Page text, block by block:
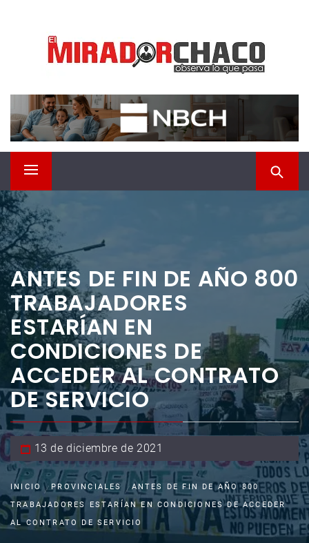
contenido
EL MIRADOR CHACO
Observá lo que pasa
Menú
principal
ANTES DE FIN DE AÑO 800
TRABAJADORES
ESTARÍAN EN
CONDICIONES DE
ACCEDER AL CONTRATO
DE SERVICIO
13 de diciembre de 2021
INICIO PROVINCIALES
ANTES DE FIN DE AÑO 800
TRABAJADORES ESTARÍAN EN CONDICIONES DE ACCEDER
AL CONTRATO DE SERVICIO